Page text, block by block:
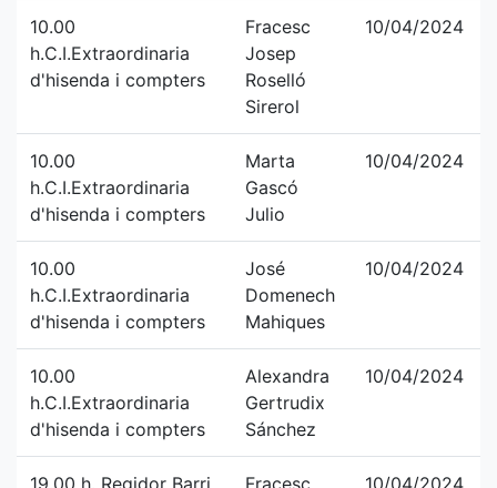
10.00
h.C.I.Extraordinaria
d'hisenda i compters
Fracesc
Josep
Roselló
Sirerol
10/04/2024
10.00
h.C.I.Extraordinaria
d'hisenda i compters
Marta
Gascó
Julio
10/04/2024
10.00
h.C.I.Extraordinaria
d'hisenda i compters
José
Domenech
Mahiques
10/04/2024
10.00
h.C.I.Extraordinaria
d'hisenda i compters
Alexandra
Gertrudix
Sánchez
10/04/2024
19.00 h. Regidor Barri
Fracesc
10/04/2024